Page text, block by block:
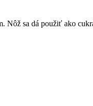
Nôž sa dá použiť ako